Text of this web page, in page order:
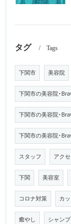
タグ Tags
下関市 美容院
下関市の美容院･
下関市の美容院･
下関市の美容院･
スタッフ アク
下関 美容室
コロナ対策 カ
癒やし シャン